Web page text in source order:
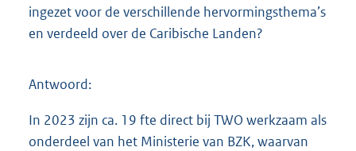
ingezet voor de verschillende hervormingsthema’s
en verdeeld over de Caribische Landen?
Antwoord:
In 2023 zijn ca. 19 fte direct bij TWO werkzaam als
onderdeel van het Ministerie van BZK, waarvan